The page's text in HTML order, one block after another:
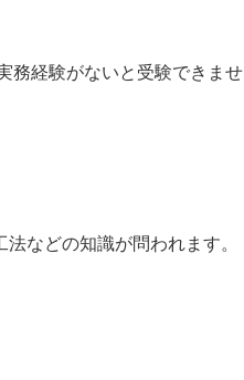
務経験がないと受験できませ
などの知識が問われます。